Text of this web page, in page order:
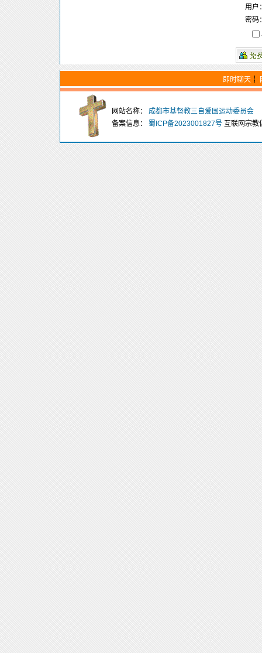
用户
密码
即时聊天┋
网站名称： 成都市基督教三自爱国运动委员会
备案信息： 蜀ICP备2023001827号互联网宗教